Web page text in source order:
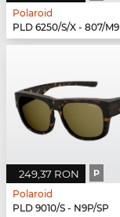
Polaroid
PLD 6250/S/X - 807/M9
249,37 RON P
Polaroid
PLD 9010/S - N9P/SP